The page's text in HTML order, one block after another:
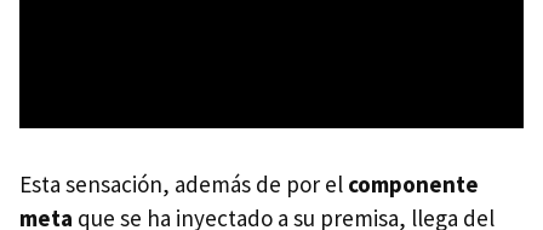
Esta sensación, además de por el componente
meta que se ha inyectado a su premisa, llega del